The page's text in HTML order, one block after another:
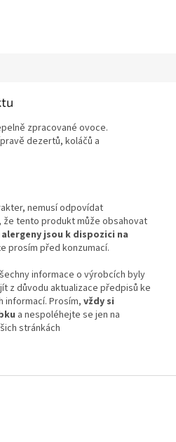
zpracované ovoce.
dezertů, koláčů a
nemusí odpovídat
tento produkt může obsahovat
jsou k dispozici na
prosím před konzumací.
informace o výrobcích byly
z důvodu aktualizace předpisů ke
informací. Prosím, vždy si
a nespoléhejte se jen na
stránkách